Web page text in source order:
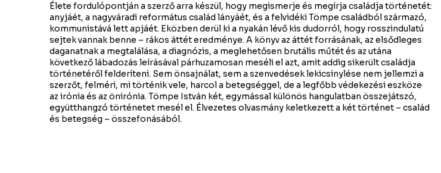
Élete fordulópontján a szerző arra készül, hogy megismerje és megírja családja történetét:
anyjáét, a nagyváradi református család lányáét, és a felvidéki Tömpe családból származó,
kommunistává lett apjáét. Eközben derül ki a nyakán lévő kis dudorról, hogy rosszindulatú
sejtek vannak benne – rákos áttét eredménye. A könyv az áttét forrásának, az elsődleges
daganatnak a megtalálása, a diagnózis, a meglehetősen brutális műtét és az utána
következő lábadozás leírásával párhuzamosan meséli el azt, amit addig sikerült családja
történetéről felderíteni. Sem önsajnálat, sem a szenvedések lekicsinylése nem jellemzi a
szerzőt, felméri, mi történik vele, harcol a betegséggel, de a legfőbb védekezési eszköze
az irónia és az önirónia. Tömpe István két, egymással különös hangulatban összejátszó,
együtthangzó történetet mesél el. Élvezetes olvasmány keletkezett a két történet – család
és betegség – összefonásából.